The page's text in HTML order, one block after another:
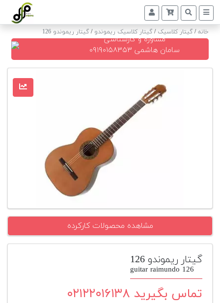
دیجیتال
و
رگلاژ
بازسازی
پیانو
خانه/گیتار کلاسیک /گیتار کلاسیک ریموندو /گیتار ریموندو 126
مشاوره و کارشناسی
سامان هاشمی ۰۹۱۹۰۱۵۸۳۵۳
مشاهده محصولات کارکرده
گیتار ریموندو 126
guitar raimundo 126
تماس بگیرید ۰۲۱۲۲۰۱۶۱۳۸